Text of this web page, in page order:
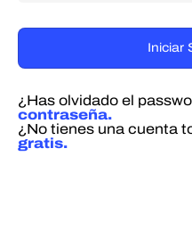
¿Has olvidado el
contraseña.
¿No tienes una cuenta
gratis.